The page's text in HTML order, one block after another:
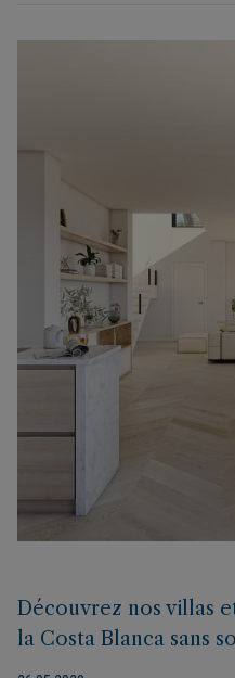
Découvrez nos villas
la Costa Blanca sans